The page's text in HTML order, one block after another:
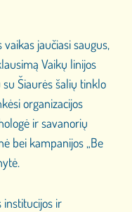
jaučiasi saugus,
Vaikų linijos
Šiaurės šalių tinklo
organizacijos
ir savanorių
bei kampanijos „Be
ir